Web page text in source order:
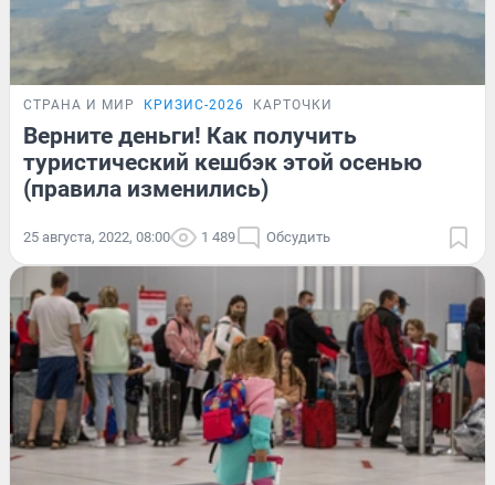
СТРАНА И МИР КРИЗИС-2026 КАРТОЧКИ
Верните деньги! Как получить
туристический кешбэк этой осенью
(правила изменились)
25 августа, 2022, 08:00 1 489 Обсудить